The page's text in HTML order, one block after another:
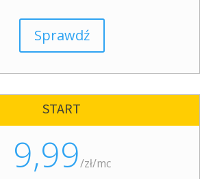
Sprawdź
START
9,99/zł/mc